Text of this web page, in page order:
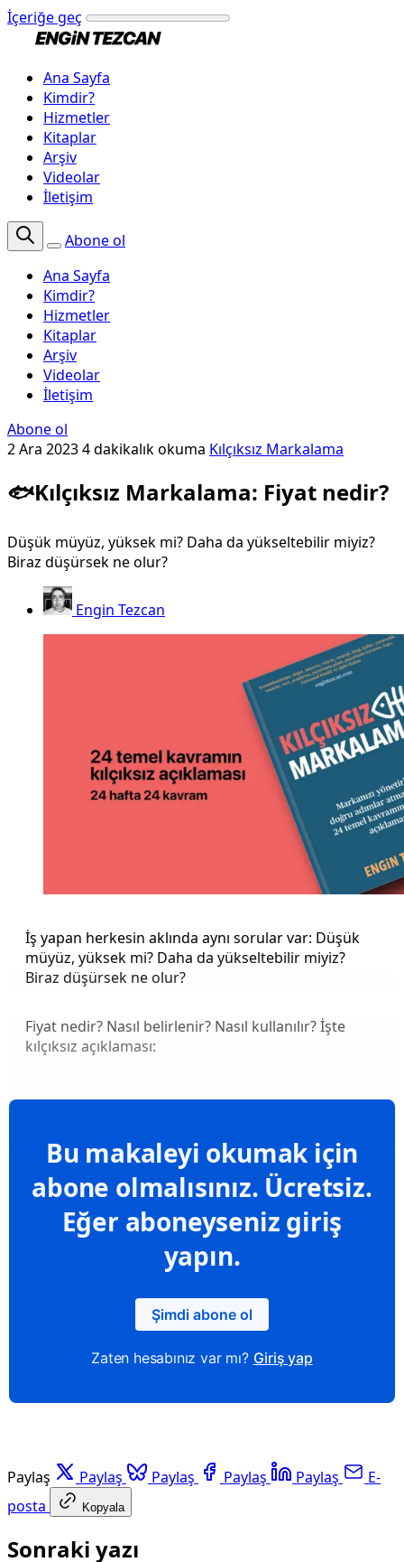
İçeriğe geç
Ana Sayfa
Kimdir?
Hizmetler
Kitaplar
Arşiv
Videolar
İletişim
Abone ol
Ana Sayfa
Kimdir?
Hizmetler
Kitaplar
Arşiv
Videolar
İletişim
Abone ol
2 Ara 20234 dakikalık okuma Kılçıksız Markalama
🐟Kılçıksız Markalama: Fiyat nedir?
Düşük müyüz, yüksek mi? Daha da yükseltebilir miyiz?
Biraz düşürsek ne olur?
Engin Tezcan
İş yapan herkesin aklında aynı sorular var: Düşük
müyüz, yüksek mi? Daha da yükseltebilir miyiz?
Biraz düşürsek ne olur?
Fiyat nedir? Nasıl belirlenir? Nasıl kullanılır? İşte
kılçıksız açıklaması:
Bu makaleyi okumak için
abone olmalısınız. Ücretsiz.
Eğer aboneyseniz giriş
yapın.
Şimdi abone ol
Zaten hesabınız var mı? Giriş yap
Paylaş Paylaş Paylaş Paylaş Paylaş
E-
posta
Kopyala
Sonraki yazı